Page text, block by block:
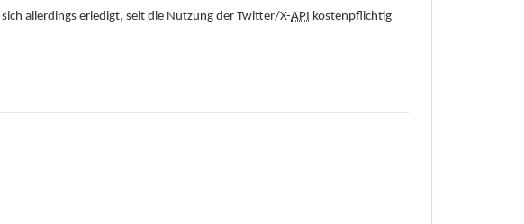
allerdings erledigt, seit die Nutzung der Twitter/X-API kostenpflichtig